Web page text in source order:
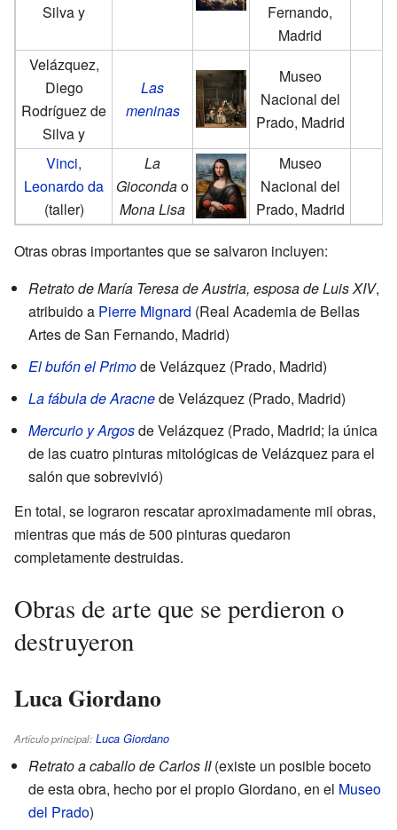
Silva y
Fernando,
Madrid
Velázquez,
Diego
Rodríguez de
Silva y
Las
meninas
Museo
Nacional del
Prado, Madrid
Vinci,
Leonardo da
(taller)
La
Giocondao
Mona Lisa
Museo
Nacional del
Prado, Madrid
Otras obras importantes que se salvaron incluyen:
Retrato de María Teresa de Austria, esposa de Luis XIV,
atribuido a Pierre Mignard (Real Academia de Bellas
Artes de San Fernando, Madrid)
El bufón el Primode Velázquez (Prado, Madrid)
La fábula de Aracnede Velázquez (Prado, Madrid)
Mercurio y Argosde Velázquez (Prado, Madrid; la única
de las cuatro pinturas mitológicas de Velázquez para el
salón que sobrevivió)
En total, se lograron rescatar aproximadamente mil obras,
mientras que más de 500 pinturas quedaron
completamente destruidas.
Obras de arte que se perdieron o
destruyeron
Luca Giordano
Artículo principal: Luca Giordano
Retrato a caballo de Carlos II(existe un posible boceto
de esta obra, hecho por el propio Giordano, en el Museo
del Prado)